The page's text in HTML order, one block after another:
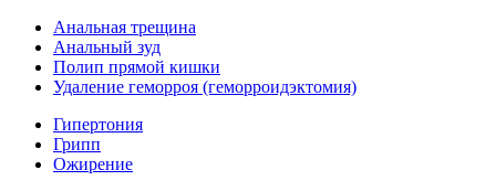
Анальная трещина
Анальный зуд
Полип прямой кишки
Удаление геморроя (геморроидэктомия)
Гипертония
Грипп
Ожирение